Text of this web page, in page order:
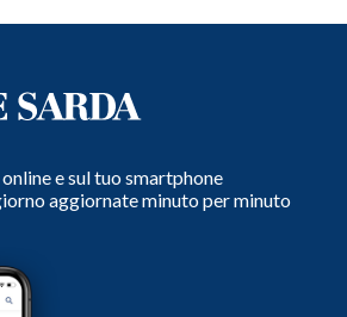
e sul tuo smartphone
aggiornate minuto per minuto